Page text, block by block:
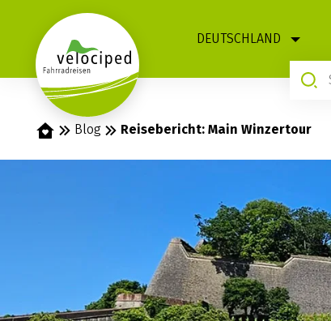
DEUTSCHLAND
Startseite
Blog Reisebericht: Main Winzertour